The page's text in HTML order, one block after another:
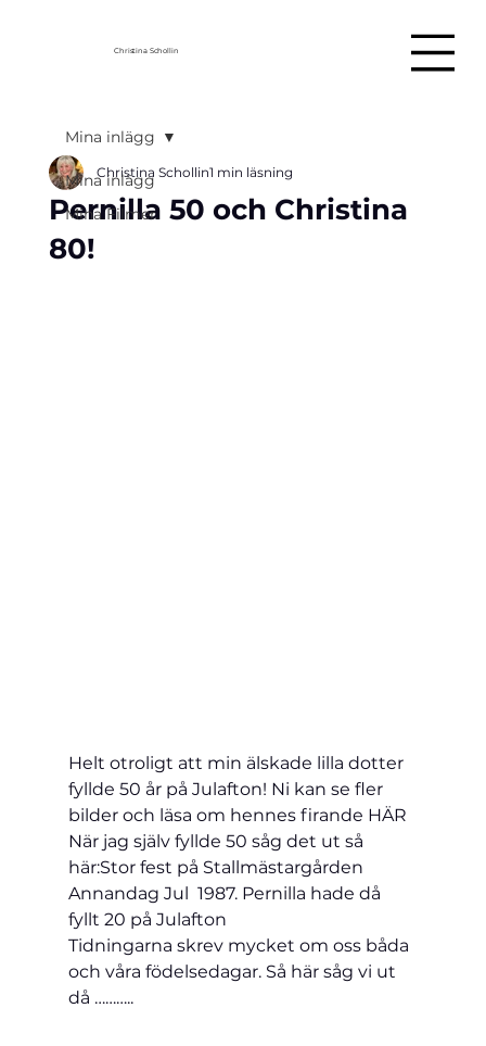
Christina Schollin
Mina inlägg
Mina Filmer
Mina inlägg
Pernilla 50 och Christina
80!
Christina Schollin1 min läsning
Helt otroligt att min älskade lilla dotter
fyllde 50 år på Julafton! Ni kan se fler
bilder och läsa om hennes firande HÄR
När jag själv fyllde 50 såg det ut så
här:Stor fest på Stallmästargården
Annandag Jul  1987. Pernilla hade då
fyllt 20 på Julafton
Tidningarna skrev mycket om oss båda
och våra födelsedagar. Så här såg vi ut
då ………..